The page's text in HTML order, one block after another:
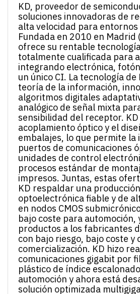
KD, proveedor de
soluciones innovadoras de
alta velocidad para
Fundada en 2010 en Madrid
ofrece su rentable
totalmente cualificada para
integrando electrónica,
un único CI. La tecnología de
teoría de la información,
algoritmos digitales
analógico de señal mixta
sensibilidad del receptor.
acoplamiento óptico y el
embalajes, lo que permite la
puertos de comunicaciones
unidades de control
procesos estándar de
impresos. Juntas, estas
KD respaldar una producción
optoelectrónica fiable y de
en nodos CMOS
bajo coste para automoción,
productos a los fabricantes
con bajo riesgo, bajo coste y
comercialización. KD hizo
comunicaciones gigabit por
plástico de índice
automoción y ahora está
solución optimizada